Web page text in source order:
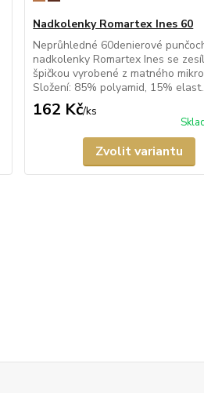
Nadkolenky Romartex Ines 60
Neprůhledné 60denierové
nadkolenky Romartex Ines se
špičkou vyrobené z matného
Složení: 85% polyamid, 15%
162 Kč/ks
Zvolit variantu